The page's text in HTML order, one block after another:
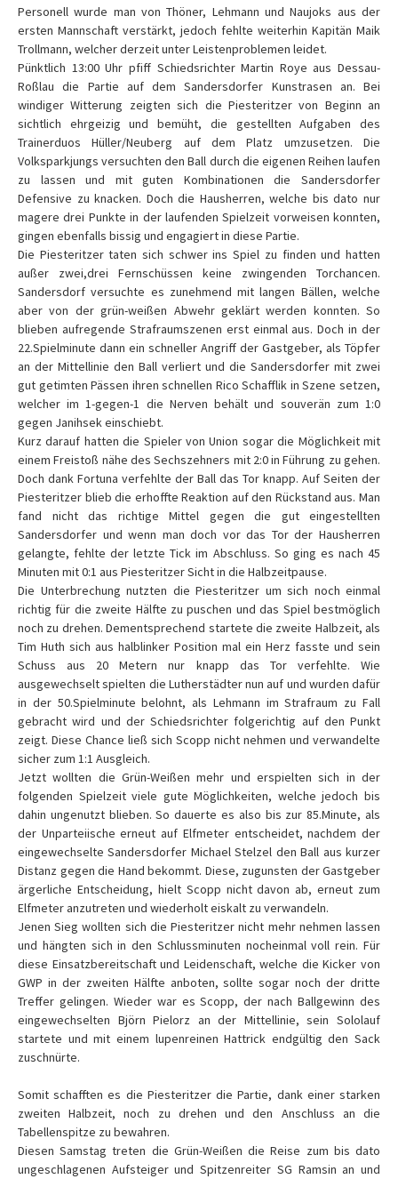
Personell wurde man von Thöner, Lehmann und Naujoks aus der
ersten Mannschaft verstärkt, jedoch fehlte weiterhin Kapitän Maik
Trollmann, welcher derzeit unter Leistenproblemen leidet.
Pünktlich 13:00 Uhr pfiff Schiedsrichter Martin Roye aus Dessau-
Roßlau die Partie auf dem Sandersdorfer Kunstrasen an. Bei
windiger Witterung zeigten sich die Piesteritzer von Beginn an
sichtlich ehrgeizig und bemüht, die gestellten Aufgaben des
Trainerduos Hüller/Neuberg auf dem Platz umzusetzen. Die
Volksparkjungs versuchten den Ball durch die eigenen Reihen laufen
zu lassen und mit guten Kombinationen die Sandersdorfer
Defensive zu knacken. Doch die Hausherren, welche bis dato nur
magere drei Punkte in der laufenden Spielzeit vorweisen konnten,
gingen ebenfalls bissig und engagiert in diese Partie.
Die Piesteritzer taten sich schwer ins Spiel zu finden und hatten
außer zwei,drei Fernschüssen keine zwingenden Torchancen.
Sandersdorf versuchte es zunehmend mit langen Bällen, welche
aber von der grün-weißen Abwehr geklärt werden konnten. So
blieben aufregende Strafraumszenen erst einmal aus. Doch in der
22.Spielminute dann ein schneller Angriff der Gastgeber, als Töpfer
an der Mittellinie den Ball verliert und die Sandersdorfer mit zwei
gut getimten Pässen ihren schnellen Rico Schafflik in Szene setzen,
welcher im 1-gegen-1 die Nerven behält und souverän zum 1:0
gegen Janihsek einschiebt.
Kurz darauf hatten die Spieler von Union sogar die Möglichkeit mit
einem Freistoß nähe des Sechszehners mit 2:0 in Führung zu gehen.
Doch dank Fortuna verfehlte der Ball das Tor knapp. Auf Seiten der
Piesteritzer blieb die erhoffte Reaktion auf den Rückstand aus. Man
fand nicht das richtige Mittel gegen die gut eingestellten
Sandersdorfer und wenn man doch vor das Tor der Hausherren
gelangte, fehlte der letzte Tick im Abschluss. So ging es nach 45
Minuten mit 0:1 aus Piesteritzer Sicht in die Halbzeitpause.
Die Unterbrechung nutzten die Piesteritzer um sich noch einmal
richtig für die zweite Hälfte zu puschen und das Spiel bestmöglich
noch zu drehen. Dementsprechend startete die zweite Halbzeit, als
Tim Huth sich aus halblinker Position mal ein Herz fasste und sein
Schuss aus 20 Metern nur knapp das Tor verfehlte. Wie
ausgewechselt spielten die Lutherstädter nun auf und wurden dafür
in der 50.Spielminute belohnt, als Lehmann im Strafraum zu Fall
gebracht wird und der Schiedsrichter folgerichtig auf den Punkt
zeigt. Diese Chance ließ sich Scopp nicht nehmen und verwandelte
sicher zum 1:1 Ausgleich.
Jetzt wollten die Grün-Weißen mehr und erspielten sich in der
folgenden Spielzeit viele gute Möglichkeiten, welche jedoch bis
dahin ungenutzt blieben. So dauerte es also bis zur 85.Minute, als
der Unparteiische erneut auf Elfmeter entscheidet, nachdem der
eingewechselte Sandersdorfer Michael Stelzel den Ball aus kurzer
Distanz gegen die Hand bekommt. Diese, zugunsten der Gastgeber
ärgerliche Entscheidung, hielt Scopp nicht davon ab, erneut zum
Elfmeter anzutreten und wiederholt eiskalt zu verwandeln.
Jenen Sieg wollten sich die Piesteritzer nicht mehr nehmen lassen
und hängten sich in den Schlussminuten nocheinmal voll rein. Für
diese Einsatzbereitschaft und Leidenschaft, welche die Kicker von
GWP in der zweiten Hälfte anboten, sollte sogar noch der dritte
Treffer gelingen. Wieder war es Scopp, der nach Ballgewinn des
eingewechselten Björn Pielorz an der Mittellinie, sein Sololauf
startete und mit einem lupenreinen Hattrick endgültig den Sack
zuschnürte.
Somit schafften es die Piesteritzer die Partie, dank einer starken
zweiten Halbzeit, noch zu drehen und den Anschluss an die
Tabellenspitze zu bewahren.
Diesen Samstag treten die Grün-Weißen die Reise zum bis dato
ungeschlagenen Aufsteiger und Spitzenreiter SG Ramsin an und